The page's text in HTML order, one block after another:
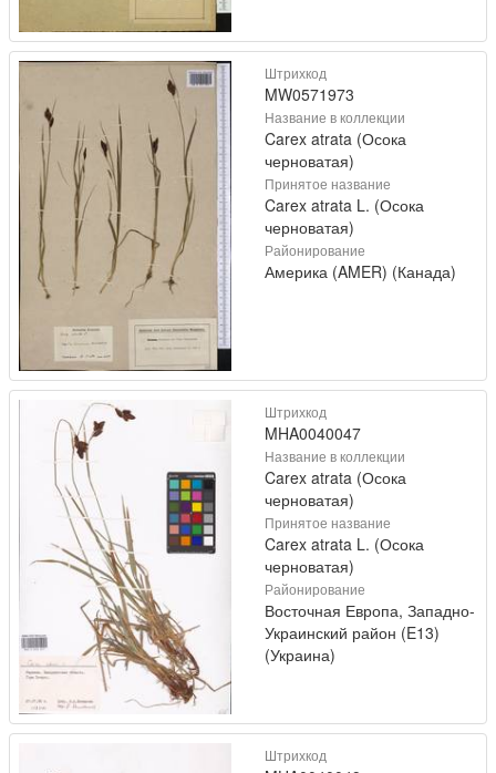
Штрихкод
MW0571973
Название в коллекции
Carex atrata (Осока
черноватая)
Принятое название
Carex atrata L. (Осока
черноватая)
Районирование
Америка (AMER) (Канада)
Штрихкод
MHA0040047
Название в коллекции
Carex atrata (Осока
черноватая)
Принятое название
Carex atrata L. (Осока
черноватая)
Районирование
Восточная Европа, Западно-
Украинский район (E13)
(Украина)
Штрихкод